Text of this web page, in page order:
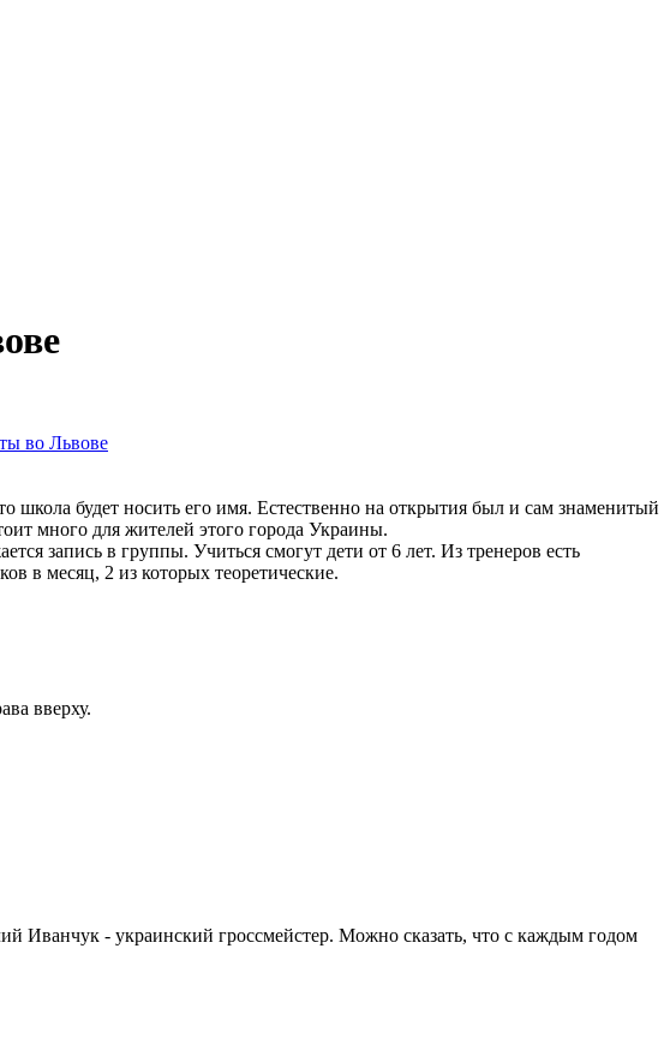
школа будет носить его имя. Естественно на открытия был и сам знаменитый
много для жителей этого города Украины.
запись в группы. Учиться смогут дети от 6 лет. Из тренеров есть
в месяц, 2 из которых теоретические.
вверху.
Иванчук - украинский гроссмейстер. Можно сказать, что с каждым годом